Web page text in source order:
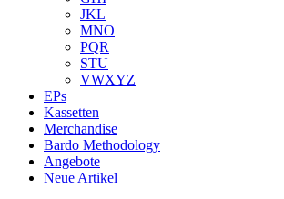
JKL
MNO
PQR
STU
VWXYZ
EPs
Kassetten
Merchandise
Bardo Methodology
Angebote
Neue Artikel